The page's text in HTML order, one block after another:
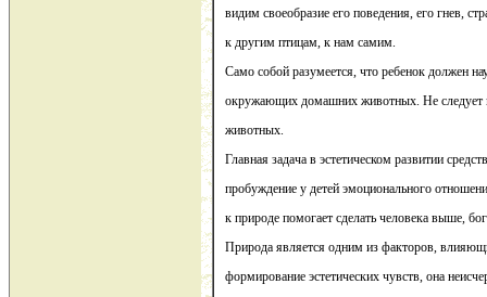
видим своеобразие его поведения, его гнев,
к другим птицам, к нам самим.
Само собой разумеется, что ребенок должен
окружающих домашних животных. Не следует
животных.
Главная задача в эстетическом развитии
пробуждение у детей эмоционального
к природе помогает сделать человека выше,
Природа является одним из факторов,
формирование эстетических чувств, она